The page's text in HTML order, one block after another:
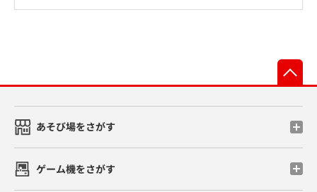
あそび場をさがす
ゲーム機をさがす